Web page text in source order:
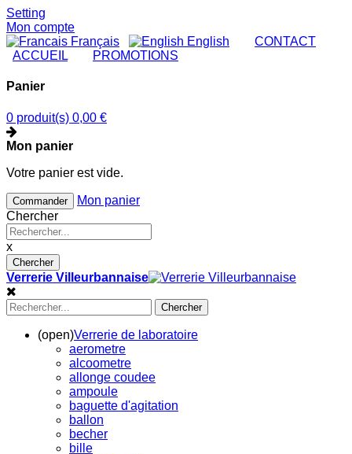
Setting
Mon compte
Français
English CONTACT
ACCUEIL
PROMOTIONS
Panier
0 produit(s) 0,00 €
Mon panier
Votre panier est vide.
Commander
Mon panier
Chercher
x
Chercher
Verrerie Villeurbannaise
Chercher
(open)Verrerie de laboratoire
aerometre
alcoometre
allonge coudee
ampoule
baguette d'agitation
ballon
becher
bille